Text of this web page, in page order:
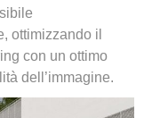
ottimizzando il
con un ottimo
dell’immagine.